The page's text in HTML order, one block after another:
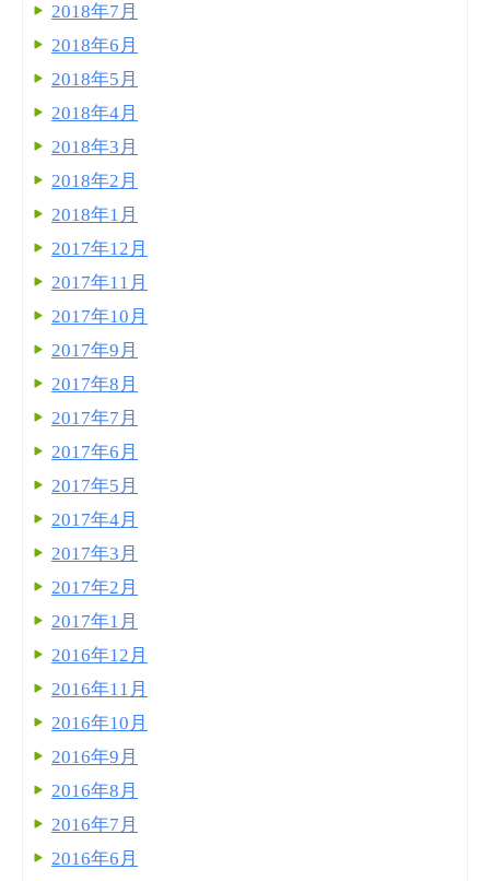
2018年7月
2018年6月
2018年5月
2018年4月
2018年3月
2018年2月
2018年1月
2017年12月
2017年11月
2017年10月
2017年9月
2017年8月
2017年7月
2017年6月
2017年5月
2017年4月
2017年3月
2017年2月
2017年1月
2016年12月
2016年11月
2016年10月
2016年9月
2016年8月
2016年7月
2016年6月